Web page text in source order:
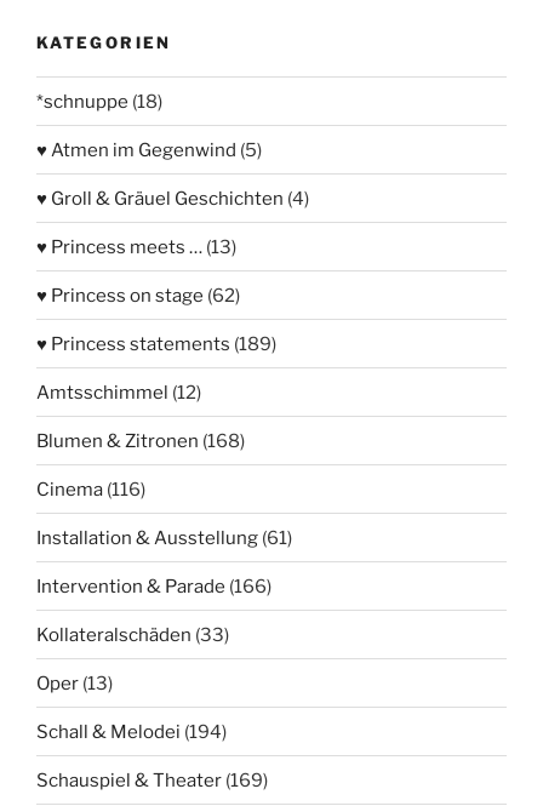
KATEGORIEN
*schnuppe (18)
♥ Atmen im Gegenwind (5)
♥ Groll & Gräuel Geschichten (4)
♥ Princess meets … (13)
♥ Princess on stage (62)
♥ Princess statements (189)
Amtsschimmel (12)
Blumen & Zitronen (168)
Cinema (116)
Installation & Ausstellung (61)
Intervention & Parade (166)
Kollateralschäden (33)
Oper (13)
Schall & Melodei (194)
Schauspiel & Theater (169)